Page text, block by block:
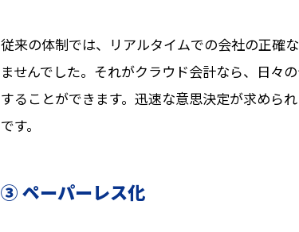
従来の体制では、リアルタイムでの会社の正確
ませんでした。それがクラウド会計なら、日々
することができます。迅速な意思決定が求めら
です。
③ ペーパーレス化